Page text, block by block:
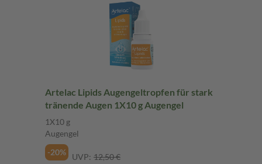
Artelac Lipids Augengeltropfen für stark
tränende Augen 1X10 g Augengel
1X10 g
Augengel
-20%
UVP: 12,50 €